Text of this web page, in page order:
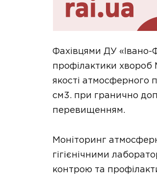
Фахівцями ДУ «Івано-
профілактики хвороб
якості атмосферного
см3. при гранично
перевищенням.
Моніторинг
гігієнічними
контрою та